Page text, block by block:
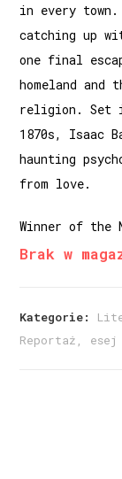
in every
catching up
one final
homeland
religion. Set
1870s, Isaac
haunting
from love.
Winner of
Brak w
Kategorie:
Reportaż, esej